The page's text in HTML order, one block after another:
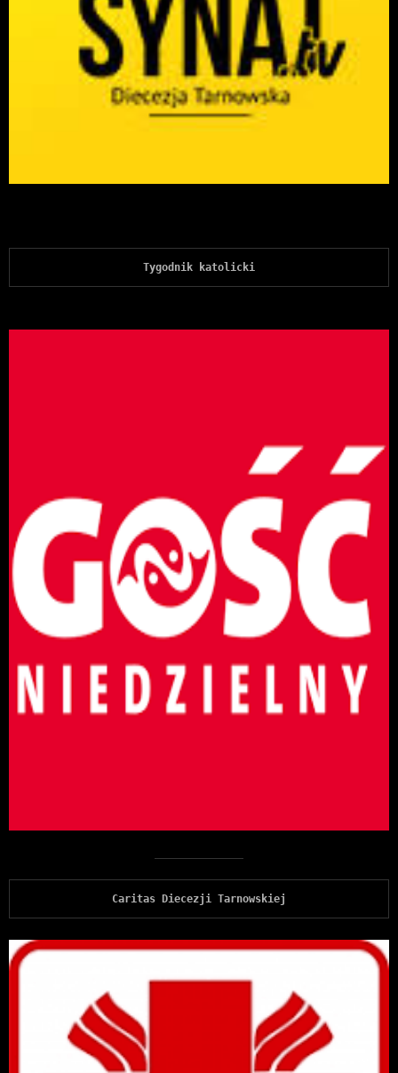
Tygodnik katolicki
Caritas Diecezji Tarnowskiej